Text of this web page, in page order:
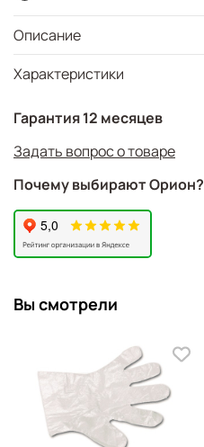
Характеристики
Описание
Гарантия 12 месяцев
Задать вопрос о товаре
Почему выбирают Орион?
Вы смотрели